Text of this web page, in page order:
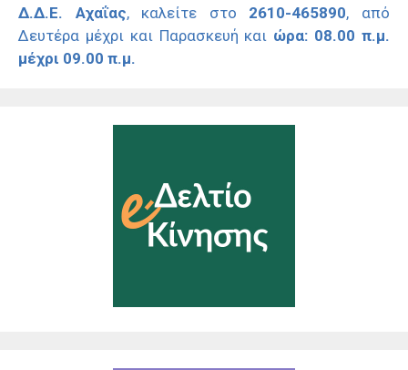
Δ.Δ.Ε. Αχαΐας, καλείτε στο 2610-465890, από
Δευτέρα μέχρι και Παρασκευή και ώρα: 08.00 π.μ.
μέχρι 09.00 π.μ.